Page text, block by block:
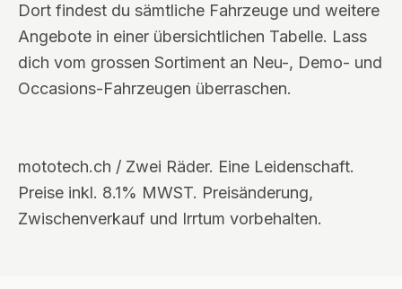
Dort findest du sämtliche Fahrzeuge und weitere
Angebote in einer übersichtlichen Tabelle. Lass
dich vom grossen Sortiment an Neu-, Demo- und
Occasions-Fahrzeugen überraschen.
mototech.ch / Zwei Räder. Eine Leidenschaft.
Preise inkl. 8.1% MWST. Preisänderung,
Zwischenverkauf und Irrtum vorbehalten.